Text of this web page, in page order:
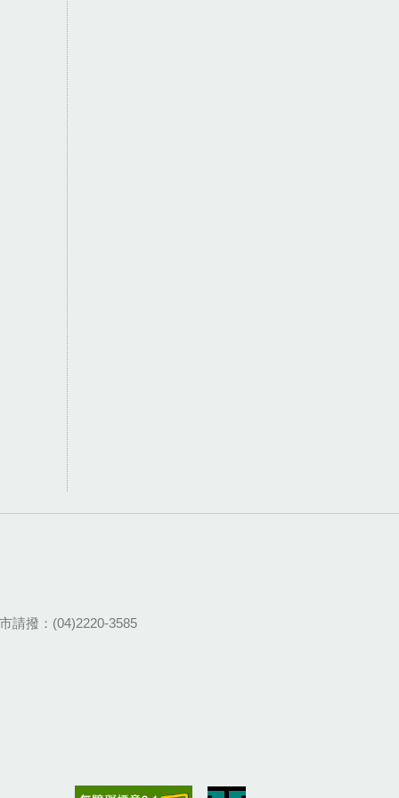
請撥：(04)2220-3585